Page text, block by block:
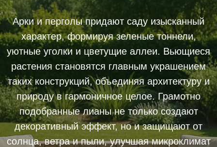
Арки и перголы придают саду изысканный
характер, формируя зеленые тоннели,
уютные уголки и цветущие аллеи. Вьющиеся
растения становятся главным украшением
таких конструкций, объединяя архитектуру и
природу в гармоничное целое. Грамотно
подобранные лианы не только создают
декоративный эффект, но и защищают от
солнца, ветра и пыли, улучшая микроклимат